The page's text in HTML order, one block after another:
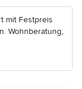
mit Festpreis
Wohnberatung,